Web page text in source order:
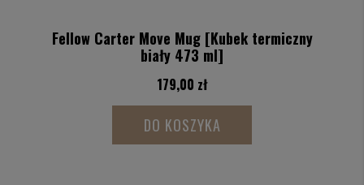
Fellow Carter Move Mug [Kubek termiczny
biały 473 ml]
179,00 zł
DO KOSZYKA